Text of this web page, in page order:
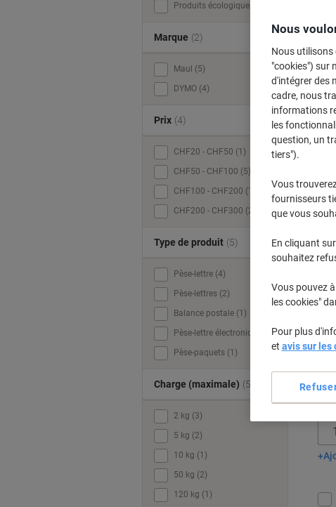
des
notre
Produits écologiques (1)
Marque (2)
Maul (5)
DYMO (4)
Prix (4)
CHF20 - CHF50 (1)
CHF50 - CHF100 (5)
CHF100 - CHF200 (1)
CHF200 - CHF300 (2)
Type de produit (5)
Pèse-lettre (4)
Pèse-lettres (2)
Balance postale (1)
Pèse-lettre électronique (1)
Pèse-paquets (1)
Charge (maximale) (5)
2 kg (3)
5 kg (2)
10 kg (1)
50 kg (2)
120 kg (1)
Nous
Nous utilisons
"cookies") sur
d'intégrer des
cadre, nous
informations
les
question, un
tiers").
Vous
fournisseurs
que vous
En cliquant
souhaitez
Vous pouvez
les cookies"
Pour plus
et avis sur les